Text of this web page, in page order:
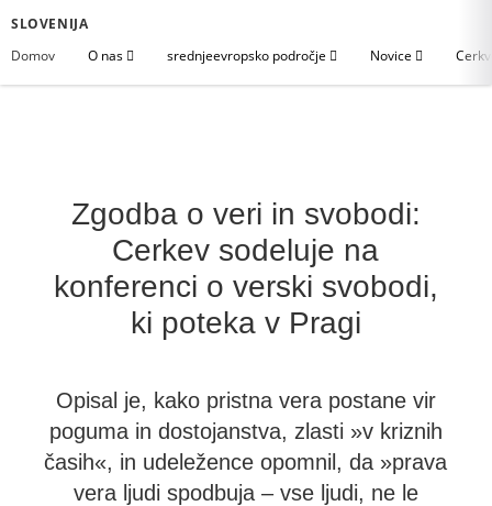
SLOVENIJA
Domov
O nas srednjeevropsko področje Novice
Zgodba o veri in svobodi:
Cerkev sodeluje na
konferenci o verski svobodi,
ki poteka v Pragi
Opisal je, kako pristna vera postane vir
poguma in dostojanstva, zlasti »v kriznih
časih«, in udeležence opomnil, da »prava
vera ljudi spodbuja – vse ljudi, ne le